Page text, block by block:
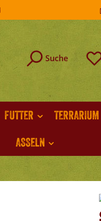
Suche
FUTTER TERRARIUM
ASSELN